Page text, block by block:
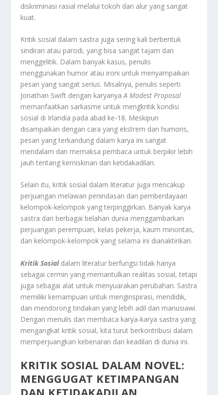
diskriminasi rasial melalui tokoh dan alur yang sangat
kuat.
Kritik sosial dalam sastra juga sering kali berbentuk
sindiran atau parodi, yang bisa sangat tajam dan
menggelitik. Dalam banyak kasus, penulis
menggunakan humor atau ironi untuk menyampaikan
pesan yang sangat serius. Misalnya, penulis seperti
Jonathan Swift dengan karyanyaA Modest Proposal
memanfaatkan sarkasme untuk mengkritik kondisi
sosial di Irlandia pada abad ke-18. Meskipun
disampaikan dengan cara yang ekstrem dan humoris,
pesan yang terkandung dalam karya ini sangat
mendalam dan memaksa pembaca untuk berpikir lebih
jauh tentang kemiskinan dan ketidakadilan.
Selain itu, kritik sosial dalam literatur juga mencakup
perjuangan melawan penindasan dan pemberdayaan
kelompok-kelompok yang terpinggirkan. Banyak karya
sastra dari berbagai belahan dunia menggambarkan
perjuangan perempuan, kelas pekerja, kaum minoritas,
dan kelompok-kelompok yang selama ini dianaktirikan.
Kritik Sosialdalam literatur berfungsi tidak hanya
sebagai cermin yang memantulkan realitas sosial, tetapi
juga sebagai alat untuk menyuarakan perubahan. Sastra
memiliki kemampuan untuk menginspirasi, mendidik,
dan mendorong tindakan yang lebih adil dan manusiawi.
Dengan menulis dan membaca karya-karya sastra yang
mengangkat kritik sosial, kita turut berkontribusi dalam
memperjuangkan kebenaran dan keadilan di dunia ini.
KRITIK SOSIAL DALAM NOVEL:
MENGGUGAT KETIMPANGAN